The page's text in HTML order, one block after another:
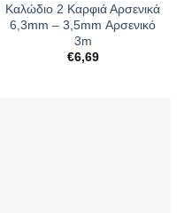
Καλώδιο 2 Καρφιά Αρσενικά
6,3mm – 3,5mm Αρσενικό
3m
€6,69